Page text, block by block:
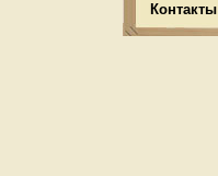
Контакты